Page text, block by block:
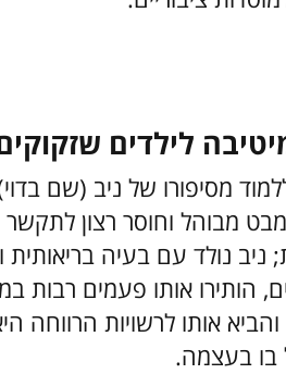
לילדים
מסיפורו של ניב (שם
מבוהל וחוסר רצון
נולד עם בעיה בריאותית
הותירו אותו פעמים רבות
אותו לרשויות הרווחה
בו בעצמה.